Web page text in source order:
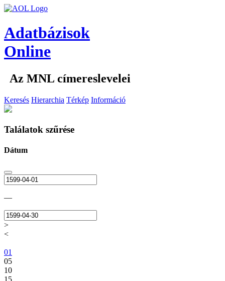
Adatbázisok
Online
Az MNL címereslevelei
Keresés Hierarchia Térkép Információ
Találatok szűrése
Dátum
—
>
<
01
05
10
15